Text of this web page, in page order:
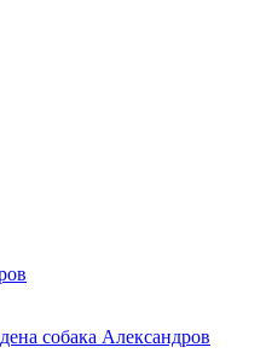
собака Александров